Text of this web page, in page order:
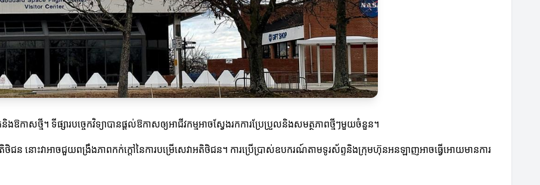
និងឱកាសថ្មី។ ទីផ្សារបច្ចេកវិទ្យាបានផ្តល់ឱកាសឲ្យអាជីវកម្មអាចស្វែងរកការប្រែប្រួលនិងសមត្ថភាពថ្មីៗមួយចំនួន។
មអតិថិជន នោះវាអាចជួយពង្រឹងភាពកក់ក្តៅនៃការបម្រើសេវាអតិថិជន។ ការប្រើប្រាស់ឧបករណ៍តាមទូរស័ព្ទនិងក្រុមហ៊ុនអនឡាញអាចធ្វើអោយមានការ